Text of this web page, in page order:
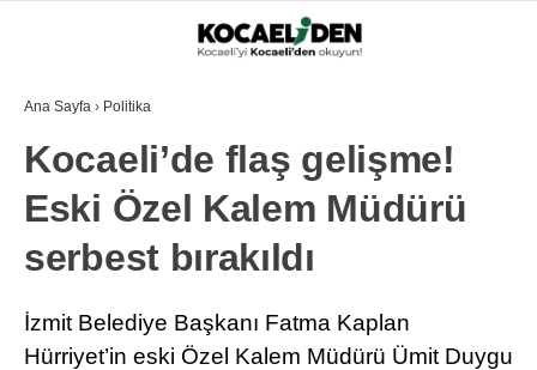
Ana Sayfa › Politika
Kocaeli’de flaş gelişme!
Eski Özel Kalem Müdürü
serbest bırakıldı
İzmit Belediye Başkanı Fatma Kaplan
Hürriyet’in eski Özel Kalem Müdürü Ümit Duygu